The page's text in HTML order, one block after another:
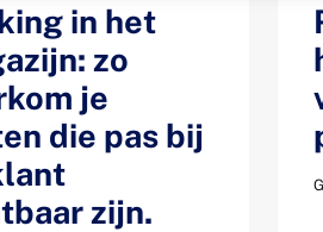
in het
zo
je
die pas bij
zijn.